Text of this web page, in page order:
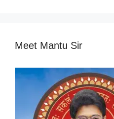
Meet Mantu Sir